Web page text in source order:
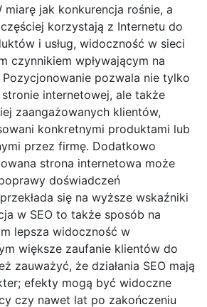
jak konkurencja rośnie, a
korzystają z Internetu do
i usług, widoczność w sieci
czynnikiem wpływającym na
Pozycjonowanie pozwala nie tylko
internetowej, ale także
zaangażowanych klientów,
konkretnymi produktami lub
przez firmę. Dodatkowo
strona internetowa może
doświadczeń
się na wyższe wskaźniki
w SEO to także sposób na
lepsza widoczność w
większe zaufanie klientów do
zauważyć, że działania SEO mają
efekty mogą być widoczne
czy nawet lat po zakończeniu